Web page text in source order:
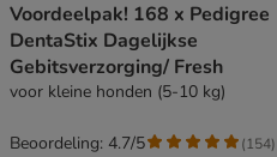
Voordeelpak! 168 x Pedigree
DentaStix Dagelijkse
Gebitsverzorging/ Fresh
voor kleine honden (5-10 kg)
Beoordeling: 4.7/5 (154)